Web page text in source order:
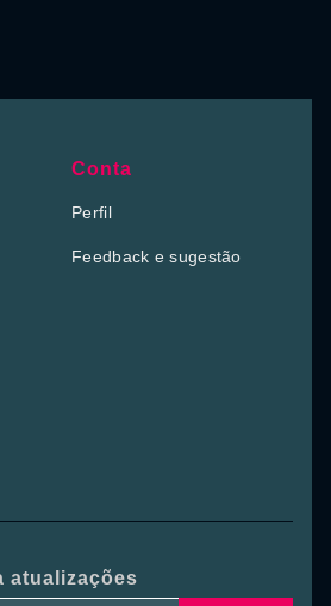
Conta
Perfil
Feedback e sugestão
atualizações